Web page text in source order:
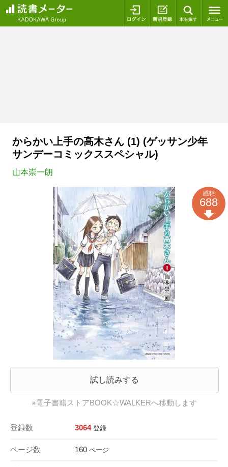
ログイン 新規登録
からかい上手の高木さん (1) (ゲッサン少年
サンデーコミックススペシャル)
山本崇一朗
試し読みする
※電子書籍ストアBOOK☆WALKERへ移動します
登録数 3064 登録
ページ数 160 ページ
感想
688